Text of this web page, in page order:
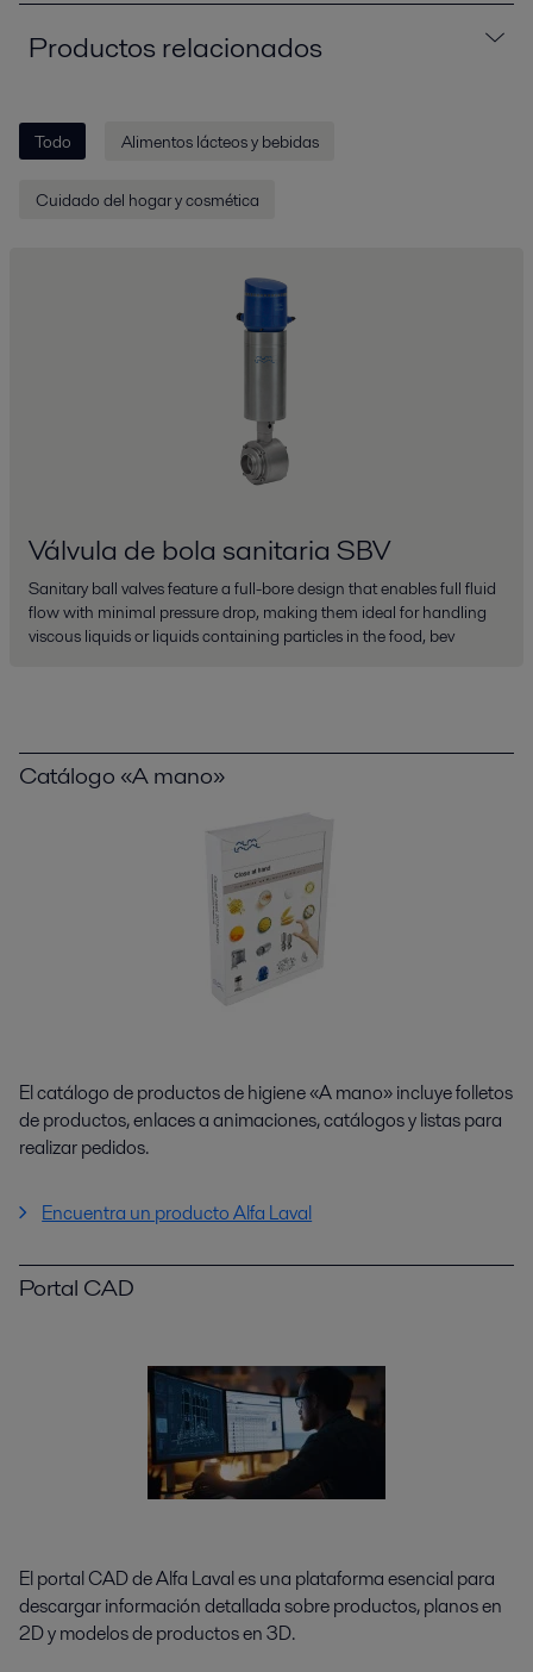
Productos relacionados
Todo Alimentos lácteos y bebidas
Cuidado del hogar y cosmética
Válvula de bola sanitaria SBV
Sanitary ball valves feature a full-bore design that enables full fluid
flow with minimal pressure drop, making them ideal for handling
viscous liquids or liquids containing particles in the food, bev
Catálogo «A mano»
El catálogo de productos de higiene «A mano» incluye folletos
de productos, enlaces a animaciones, catálogos y listas para
realizar pedidos.
Encuentra un producto Alfa Laval
Portal CAD
El portal CAD de Alfa Laval es una plataforma esencial para
descargar información detallada sobre productos, planos en
2D y modelos de productos en 3D.